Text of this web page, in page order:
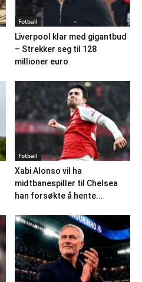
Fotball
Liverpool klar med gigantbud
– Strekker seg til 128
millioner euro
Fotball
Xabi Alonso vil ha
midtbanespiller til Chelsea
han forsøkte å hente...